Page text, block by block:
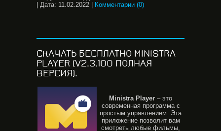
Дата: 11.02.2022 Комментарии (0)
СКАЧАТЬ БЕСПЛАТНО MINISTRA
PLAYER (V2.3.100 ПОЛНАЯ
ВЕРСИЯ).
Ministra Player – это
современная программа с
простым управлением. Эта
приложение позволит вам
смотреть любые фильмы,